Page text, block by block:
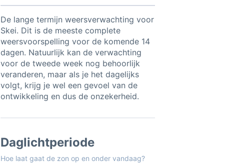
De lange termijn weersverwachting voor
Skei. Dit is de meeste complete
weersvoorspelling voor de komende 14
dagen. Natuurlijk kan de verwachting
voor de tweede week nog behoorlijk
veranderen, maar als je het dagelijks
volgt, krijg je wel een gevoel van de
ontwikkeling en dus de onzekerheid.
Daglichtperiode
Hoe laat gaat de zon op en onder vandaag?